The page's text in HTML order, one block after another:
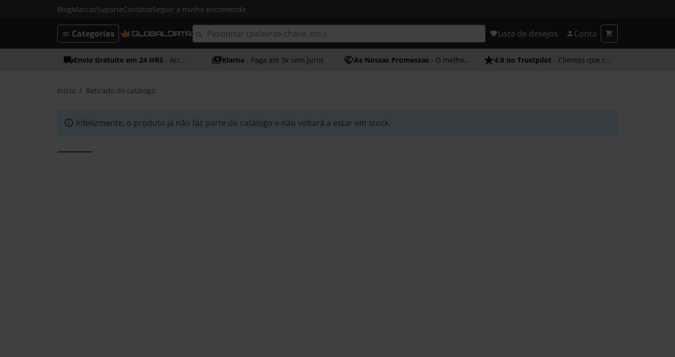
BlogMarcasSuporteContatosSeguir a minha encomenda
Lista de desejos Conta
Categorias
Envio Gratuito em 24 HRS - Acima dos 50€ Klarna - Paga até 3x sem juros As Nossas Promessas - O melhor atendimento 4.8 no Trustpilot - Clientes que confiam em nós
Início Retirado do catálogo
Infelizmente, o produto já não faz parte do catálogo e não voltará a estar em stock.